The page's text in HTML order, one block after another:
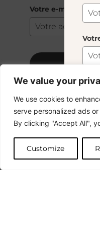
We value your
We use cookies to
serve personalized ads
By clicking "Accept All",
Customize
Votre e-mail
Copyright ©
Toutes les créations, tous
protégés par le droit
Photos
Vous